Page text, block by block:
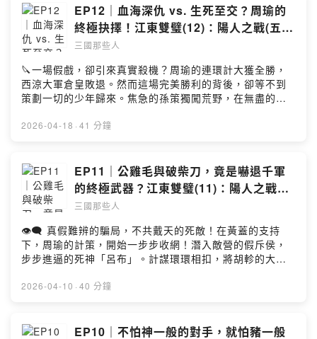
▲追蹤《三國那些人》IG：
https://www.instagram.com/peopleof3kingdoms/
▲追蹤《三國那些人》FB：
https://www.facebook.com/peopleof3kds/
📩合作請來信：
peopleof3kds@gmail.com
Powered by Firstory Hosting
量喔！☕️贊助我們：
https://open.firstory.me/join/peopleof3kds▲追蹤《三
國那些人》IG：
https://www.instagram.com/peopleof3kingdoms/▲追
蹤《三國那些人》FB：
https://www.facebook.com/peopleof3kds/📩合作請來
信：peopleof3kds@gmail.com▲素材來源：音樂：フリ
ー音楽素材サイト「PeriTune」Royalty Free Music
Materialhttps://peritune.com/魔王魂
lab.info/https://taira-
komori.jpn.org/freesoundtw.htmlhttps://pixabay.com/s
ound-effects/Powered by Firstory Hosting
EP12｜血海深仇 vs. 生死至交？周瑜的
終極抉擇！江東雙璧(12)：陽人之戰(五)
紅眼殺機｜火燒赤壁篇
三國那些人
🔪一場假戲，卻引來真實殺機？周瑜的連環計大獲全勝，
西涼大軍倉皇敗退。然而這場完美勝利的背後，卻等不到
策劃一切的少年歸來。焦急的孫策獨闖荒野，在無盡的黑
自持的江淮神童，究竟遭遇了什麼變故？總是視生死為賭
十字路口，攜手做出正確的抉擇？如果喜歡這個節目的故
事，不妨灌溉我們一杯咖啡，支持我們有繼續創作的能量
喔！☕️贊助我們：
https://open.firstory.me/join/peopleof3kds▲追蹤《三
國那些人》IG：
https://www.instagram.com/peopleof3kingdoms/▲追
蹤《三國那些人》FB：
https://www.facebook.com/peopleof3kds/📩合作請來
信：peopleof3kds@gmail.com▲素材來源：音樂：フリ
https://maou.audio/rule/音效：Vita-chi sozaikan
2026-04-18 · 41 分鐘
EP11｜公雞毛與破柴刀，竟是嚇退千軍
的終極武器？江東雙璧(11)：陽人之戰
(四)冤家路窄｜火燒赤壁篇
三國那些人
👁️‍🗨️ 真假難辨的騙局，不共戴天的死敵！在黃蓋的支持
下，周瑜的計策，開始一步步收網！潛入敵營的假斥侯，
步步進逼的死神「呂布」。計謀環環相扣，將胡軫的大軍
過海？而孤身犯險的周瑜，又是否真會與仇人華雄狹路相
https://open.firstory.me/join/peopleof3kds▲追蹤《三
2026-04-10 · 40 分鐘
EP10｜不怕神一般的對手，就怕豬一般